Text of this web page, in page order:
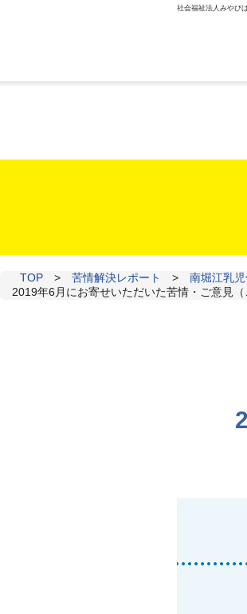
社会福祉法人みやび
TOP > 苦情解決レポート > 南堀江乳児
2019年6月にお寄せいただいた苦情・ご意見（